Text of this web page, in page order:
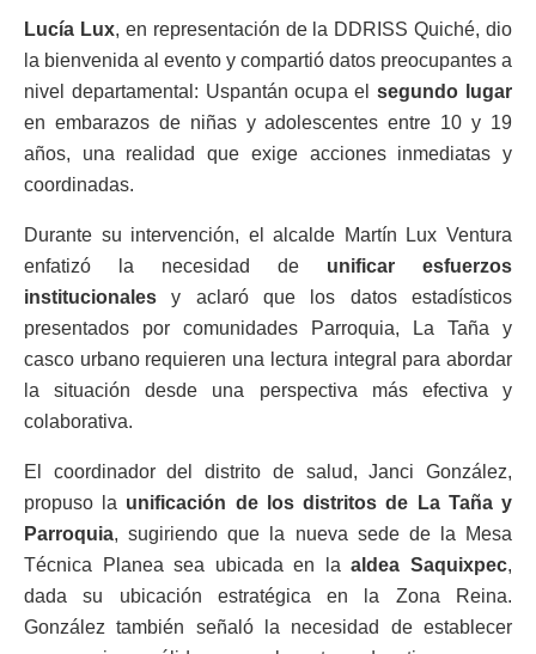
Lucía Lux, en representación de la DDRISS Quiché, dio
la bienvenida al evento y compartió datos preocupantes a
nivel departamental: Uspantán ocupa elsegundo lugar
en embarazos de niñas y adolescentes entre 10 y 19
años, una realidad que exige acciones inmediatas y
coordinadas.
Durante su intervención, el alcalde Martín Lux Ventura
enfatizó la necesidad de unificar esfuerzos
institucionales y aclaró que los datos estadísticos
presentados por comunidades Parroquia, La Taña y
casco urbano requieren una lectura integral para abordar
la situación desde una perspectiva más efectiva y
colaborativa.
El coordinador del distrito de salud, Janci González,
propuso la unificación de los distritos de La Taña y
Parroquia, sugiriendo que la nueva sede de la Mesa
Técnica Planea sea ubicada en laaldea Saquixpec,
dada su ubicación estratégica en la Zona Reina.
González también señaló la necesidad de establecer